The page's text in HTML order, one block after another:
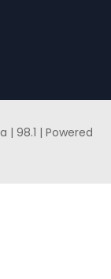
| 98.1 | Powered